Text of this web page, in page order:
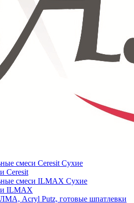
Сухие
Ceresit
Сухие
ILMAX